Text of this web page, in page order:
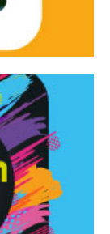
Edizione